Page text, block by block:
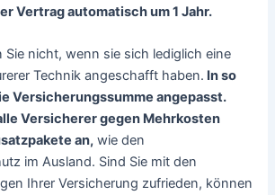
Vertrag automatisch um 1 Jahr.
Sie nicht, wenn sie sich lediglich eine
Technik angeschafft haben. In so
Versicherungssumme angepasst.
Versicherer gegen Mehrkosten
an, wie den
im Ausland. Sind Sie mit den
Ihrer Versicherung zufrieden, können